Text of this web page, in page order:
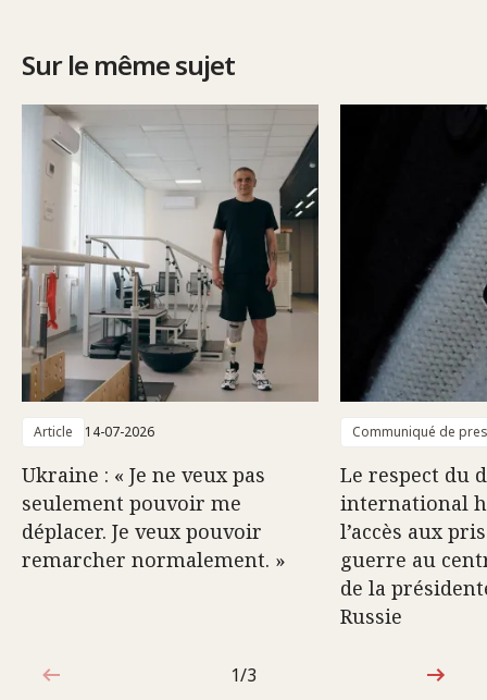
Sur le même sujet
Article 14-07-2026
Ukraine : « Je ne veux pas
seulement pouvoir me
déplacer. Je veux pouvoir
remarcher normalement. »
Communiqué de
Le respect du
international
l’accès aux
guerre au
de la
Russie
1sur3
1/3